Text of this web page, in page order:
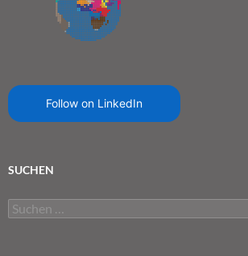
Follow on LinkedIn
SUCHEN
Suchen
nach: